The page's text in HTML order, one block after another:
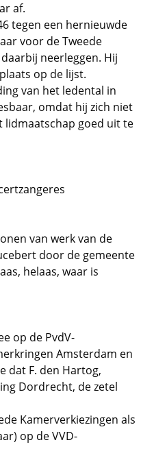
af.
tegen een hernieuwde
voor de Tweede
neerleggen. Hij
op de lijst.
van het ledental in
omdat hij zich niet
lidmaatschap goed uit te
van werk van de
door de gemeente
helaas, waar is
op de PvdV-
Amsterdam en
dat F. den Hartog,
Dordrecht, de zetel
Kamerverkiezingen als
op de VVD-